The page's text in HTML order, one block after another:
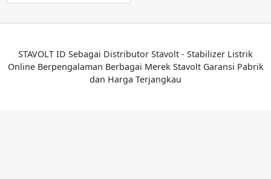
STAVOLT ID Sebagai Distributor Stavolt - Stabilizer Listrik
Online Berpengalaman Berbagai Merek Stavolt Garansi Pabrik
dan Harga Terjangkau